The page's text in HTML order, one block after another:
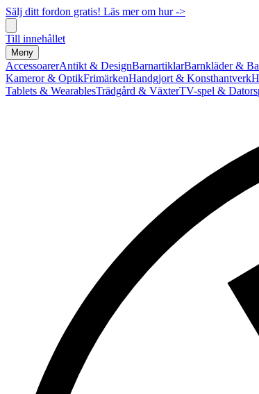
Sälj ditt fordon gratis! Läs mer om hur ->
Till innehållet
Meny
AccessoarerAntikt & DesignBarnartiklarBarnkläder &
Kameror & OptikFrimärkenHandgjort & Konsthantverk
Tablets & WearablesTrädgård & VäxterTV-spel &